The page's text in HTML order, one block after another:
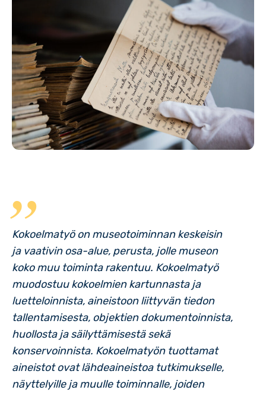
Kokoelmatyö on museotoiminnan keskeisin
ja vaativin osa-alue, perusta, jolle museon
koko muu toiminta rakentuu. Kokoelmatyö
muodostuu kokoelmien kartunnasta ja
luetteloinnista, aineistoon liittyvän tiedon
tallentamisesta, objektien dokumentoinnista,
huollosta ja säilyttämisestä sekä
konservoinnista. Kokoelmatyön tuottamat
aineistot ovat lähdeaineistoa tutkimukselle,
näyttelyille ja muulle toiminnalle, joiden